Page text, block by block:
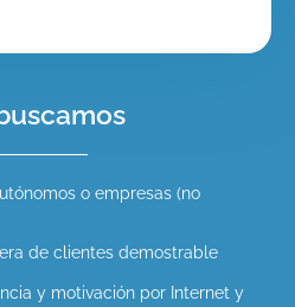
o empresas (no
de clientes demostrable
y motivación por Internet y